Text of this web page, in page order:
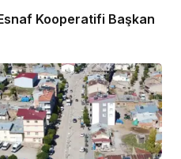
Kooperatifi Başkan